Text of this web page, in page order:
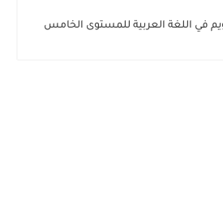
في اللغة العربية للمستوى الخامس